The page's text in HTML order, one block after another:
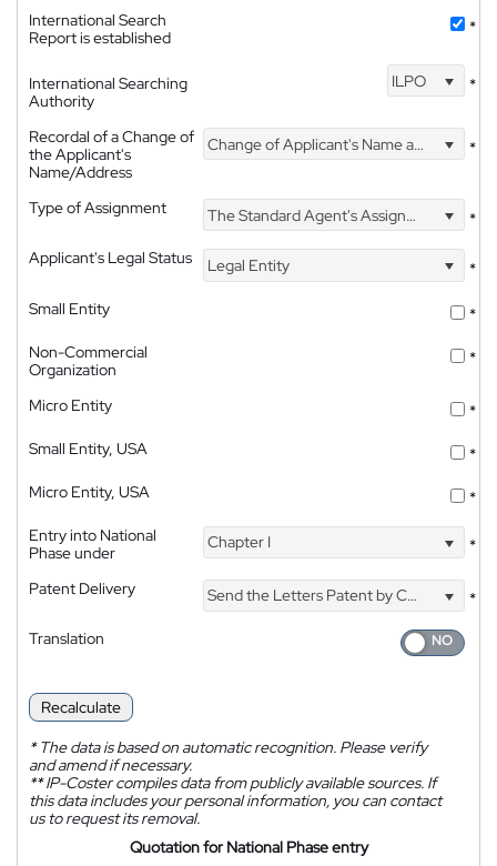
International Search
Report is established
*
International Searching
Authority
ILPO *
Recordal of a Change of
the Applicant's
Name/Address
Change of Applicant's Name and Address *
Type of Assignment The Standard Agent's Assignment
*
Applicant's Legal Status
Legal Entity
*
Small Entity
*
Non-Commercial
Organization
*
Micro Entity
*
Small Entity, USA
*
Micro Entity, USA
*
Entry into National
Phase under
Chapter I *
Patent Delivery Send the Letters Patent by Courier
*
Translation
Recalculate
*The data is based on automatic recognition. Please verify
and amend if necessary.
**IP-Coster compiles data from publicly available sources. If
this data includes your personal information, you can contact
us to request its removal.
Quotation for National Phase entry